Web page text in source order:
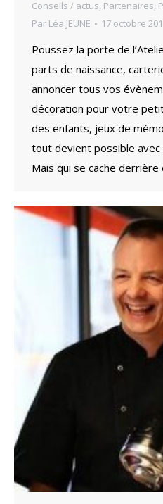
Conseils / actus, Partenaires,
Par Léa JEUNE 17 octobre
Poussez la porte de
parts de naissance,
annoncer tous vos
décoration pour votre
des enfants, jeux de
tout devient possible avec
Mais qui se cache